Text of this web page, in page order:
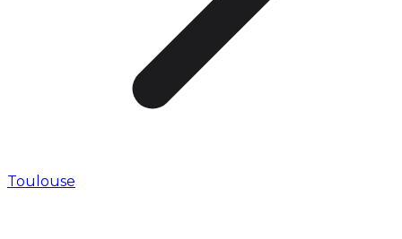
Toulouse